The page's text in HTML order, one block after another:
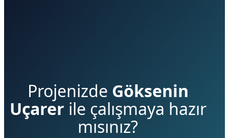
Projenizde Göksenin
Uçarer ile çalışmaya hazır
mısınız?